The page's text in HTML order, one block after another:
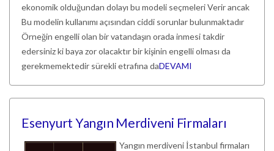
ekonomik olduğundan dolayı bu modeli seçmeleri Verir ancak
Bu modelin kullanımı açısından ciddi sorunlar bulunmaktadır
Örneğin engelli olan bir vatandaşın orada inmesi takdir
edersiniz ki baya zor olacaktır bir kişinin engelli olması da
gerekmemektedir sürekli etrafına daDEVAMI
Esenyurt Yangın Merdiveni Firmaları
Yangın merdiveni İstanbul firmaları